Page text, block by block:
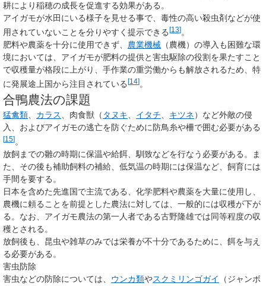
耕により稲穂の成長を促進する効果がある。
アイガモが水田にいる様子を見せる事で、毒性の高い殺虫剤などが使
用されていないことを分りやすく提示できる [13]。
肥料や農薬を十分に使用できず、 農業機械 （農機）の導入も困難な環
境においては、アイガモが肥料の提供と害虫駆除の役割を果たすこと
で収穫量が格段に上がり、手作業の重労働からも解放されるため、特
に発展途上国から注目されている [14]。
合鴨農法の課題
猛禽類、 カラス、肉食獣（ タヌキ、 イタチ、 キツネ）など外敵の侵
入、およびアイガモの逃亡を防ぐために防鳥糸や柵で囲む必要がある
[15]。
放飼までの雛の時期に保温や給餌、馴致などを行なう必要がある。ま
た、その後も補助飼料の補給、低気温の時期には保温など、飼育には
手間を要する。
日本を含めた先進国で主流である、化学肥料や農薬を大量に使用し、
農機に頼ることを前提とした農法に対しては、一般的には収穫が下が
る。なお、アイガモ農法の第一人者である古野隆雄では同等程度の収
穫とされる。
放飼後も、昆虫や雑草のみでは栄養が不十分であるために、餌を与え
る必要がある。
害虫防除
害虫などの防除については、 ウンカ類やスクミリンゴガイ
（ジャンボ